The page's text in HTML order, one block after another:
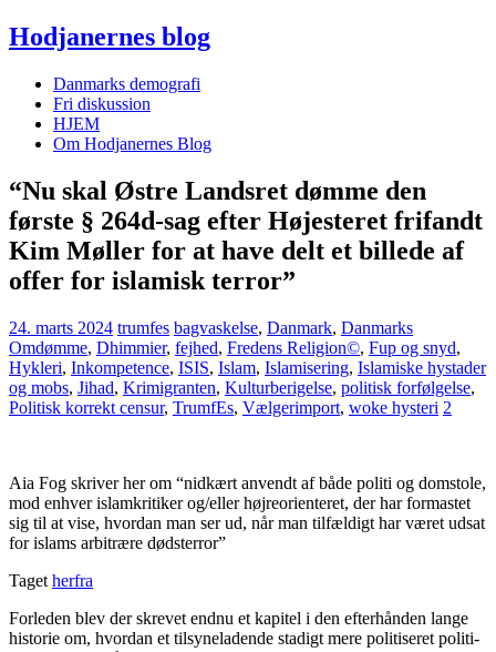
Hodjanernes blog
Danmarks demografi
Fri diskussion
HJEM
Om Hodjanernes Blog
“Nu skal Østre Landsret dømme den
første § 264d-sag efter Højesteret frifandt
Kim Møller for at have delt et billede af
offer for islamisk terror”
24. marts 2024 trumfes bagvaskelse, Danmark, Danmarks
Omdømme, Dhimmier, fejhed, Fredens Religion©, Fup og snyd,
Hykleri, Inkompetence, ISIS, Islam, Islamisering, Islamiske hystader
og mobs, Jihad, Krimigranten, Kulturberigelse, politisk forfølgelse,
Politisk korrekt censur, TrumfEs, Vælgerimport, woke hysteri 2
Aia Fog skriver her om “nidkært anvendt af både politi og domstole,
mod enhver islamkritiker og/eller højreorienteret, der har formastet
sig til at vise, hvordan man ser ud, når man tilfældigt har været udsat
for islams arbitrære dødsterror”
Taget herfra
Forleden blev der skrevet endnu et kapitel i den efterhånden lange
historie om, hvordan et tilsyneladende stadigt mere politiseret politi-